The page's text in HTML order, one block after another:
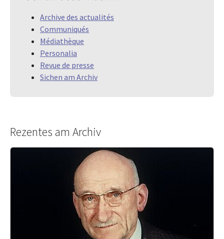
Archive des actualités
Communiqués
Médiathèque
Personalia
Revue de presse
Sichen am Archiv
Rezentes am Archiv